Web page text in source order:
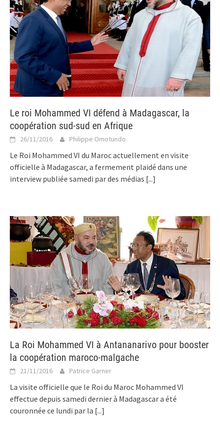
Le roi Mohammed VI défend à Madagascar, la
coopération sud-sud en Afrique
26/11/2016 Philippe Omotundo
Le Roi Mohammed VI du Maroc actuellement en visite
officielle à Madagascar, a fermement plaidé dans une
interview publiée samedi par des médias [...]
La Roi Mohammed VI à Antananarivo pour booster
la coopération maroco-malgache
21/11/2016 Patrice Garner
La visite officielle que le Roi du Maroc Mohammed VI
effectue depuis samedi dernier à Madagascar a été
couronnée ce lundi par la [...]